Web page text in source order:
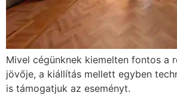
Mivel cégünknek kiemelten fontos a
jövője, a kiállítás mellett egyben
is támogatjuk az eseményt.